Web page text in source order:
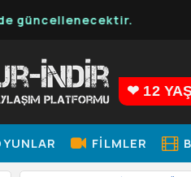
❤ 12
FILMLER